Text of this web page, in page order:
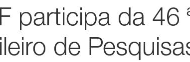
participa da 46
de